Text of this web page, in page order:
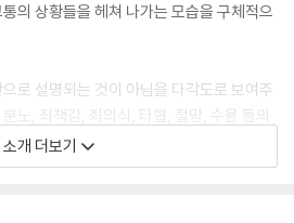
의 상황들을 헤쳐 나가는 모습을 구체적으
로 설명되는 것이 아님을 다각도로 보여주
노, 죄책감, 죄의식, 타협, 절망, 수용 등의
상태를 상세히 짚어주고 있다. 상실의 원인
희귀병을 포함한 질병뿐 아니라 사고, 범
소개 더보기